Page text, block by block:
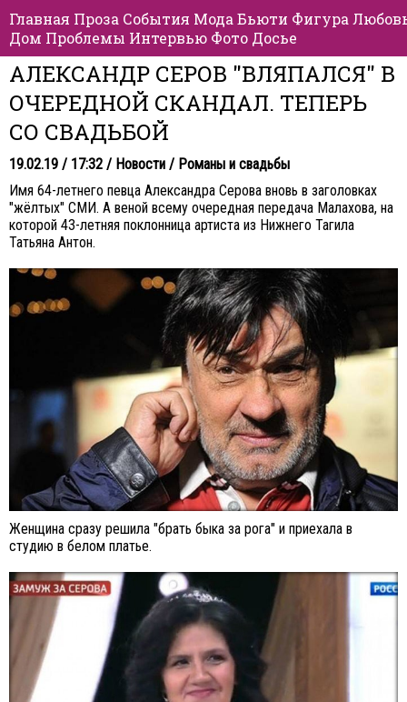
Главная Проза События Мода Бьюти Фигура
Дом Проблемы Интервью Фото Досье
АЛЕКСАНДР СЕРОВ "ВЛЯПАЛСЯ" В
ОЧЕРЕДНОЙ СКАНДАЛ. ТЕПЕРЬ
СО СВАДЬБОЙ
19.02.19 / 17:32 / Новости / Романы и свадьбы
Имя 64-летнего певца Александра Серова вновь в заголовках
"жёлтых" СМИ. А веной всему очередная передача Малахова, на
которой 43-летняя поклонница артиста из Нижнего Тагила
Татьяна Антон.
Женщина сразу решила "брать быка за рога" и приехала в
студию в белом платье.